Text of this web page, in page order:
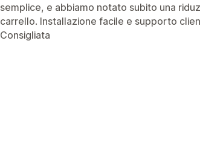
semplice, e abbiamo notato subito una
carrello. Installazione facile e supporto
Consigliata